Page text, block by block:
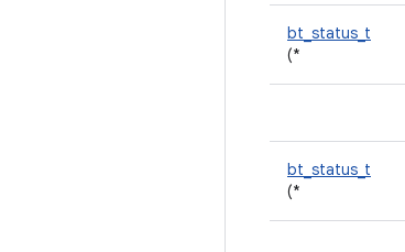
bt_status_t
(*
bt_status_t
(*